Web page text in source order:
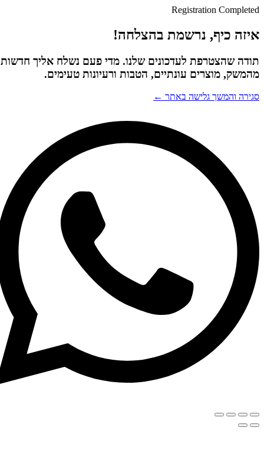
Registration Completed
איזה כיף, נרשמת בהצלחה!
תודה שהצטרפת לעדכונים שלנו. מדי פעם נשלח אליך חדשות
מהמשק, מוצרים עונתיים, הטבות ורעיונות טעימים.
סגירה והמשך גלישה באתר ←